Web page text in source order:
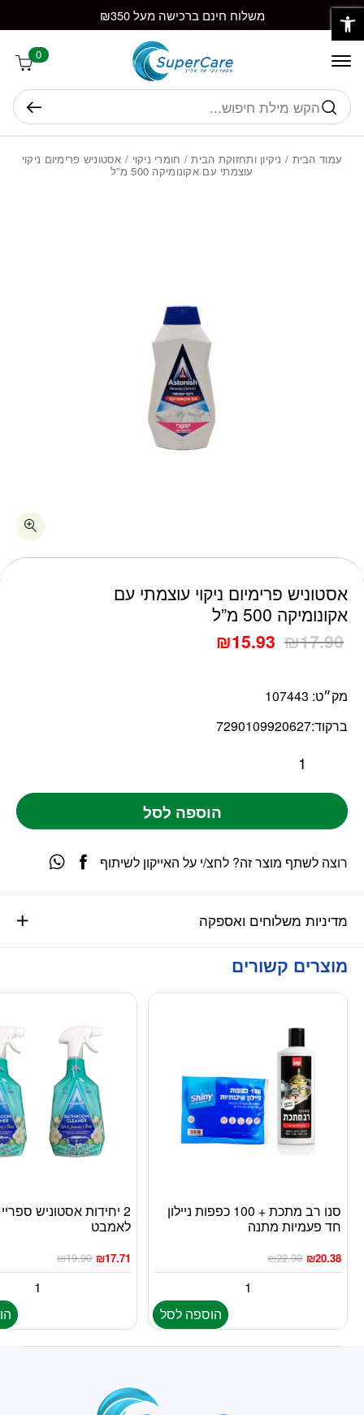
Skip to Content משלוח חינם ברכישה מעל ₪350
0
חיפוש
עמוד הבית / ניקיון ותחזוקת הבית/ חומרי ניקוי / אסטוניש פרימיום ניקוי
עוצמתי עם אקונומיקה 500 מ”ל
אסטוניש פרימיום ניקוי עוצמתי עם
אקונומיקה 500 מ”ל
₪17.90
₪15.93
מק״ט: 107443
ברקוד:7290109920627
כמות אסטוניש פרימיום ניקוי עוצמתי עם אקונומיקה 500 מ"ל
הוספה לסל
מדיניות משלוחים ואספקה
רוצה לשתף מוצר זה? לחצ/י על האייקון לשיתוף
מוצרים קשורים
סנו רב מתכת + 100 כפפות ניילון
חד פעמיות מתנה
₪22.90 ₪20.38
הוספה לסל
לאמבט
₪19.90 ₪17.71
בחזרה למעלה
פתח סרגל נגישות